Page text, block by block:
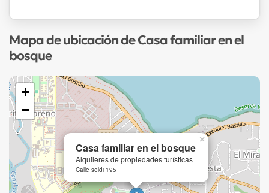
Mapa de ubicación de Casa familiar en el
bosque
Casa familiar en el bosque
Alquileres de propiedades turísticas
Calle soldi 195
×
+
−